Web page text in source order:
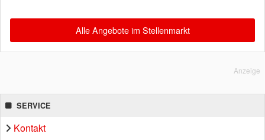
Alle Angebote im Stellenmarkt
Anzeige
SERVICE
Kontakt